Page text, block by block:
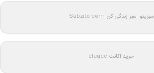
سبزیتو: سبز زندگی کن: Sabzito.com
خرید اکانت claude